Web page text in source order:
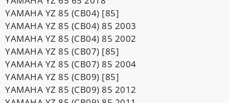
YAMAHA YZ 85 (CB04) [85]
YAMAHA YZ 85 (CB04) 85 2003
YAMAHA YZ 85 (CB04) 85 2002
YAMAHA YZ 85 (CB07) [85]
YAMAHA YZ 85 (CB07) 85 2004
YAMAHA YZ 85 (CB09) [85]
YAMAHA YZ 85 (CB09) 85 2012